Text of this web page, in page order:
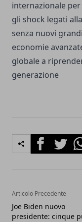
internazionale
gli shock legati
senza nuovi
economie
globale a
generazione
FacebookTwitter
Articolo Precedente
Joe Biden nuovo
presidente: cinque